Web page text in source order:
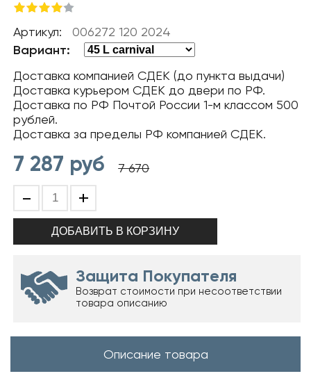
Артикул: 006272 120 2024
Вариант:
Доставка компанией СДЕК (до пункта выдачи)
Доставка курьером СДЕК до двери по РФ.
Доставка по РФ Почтой России 1-м классом 500
рублей.
Доставка за пределы РФ компанией СДЕК.
7 287 руб 7 670
- +
Защита Покупателя
Возврат стоимости при несоответствии
товара описанию
Описание товара